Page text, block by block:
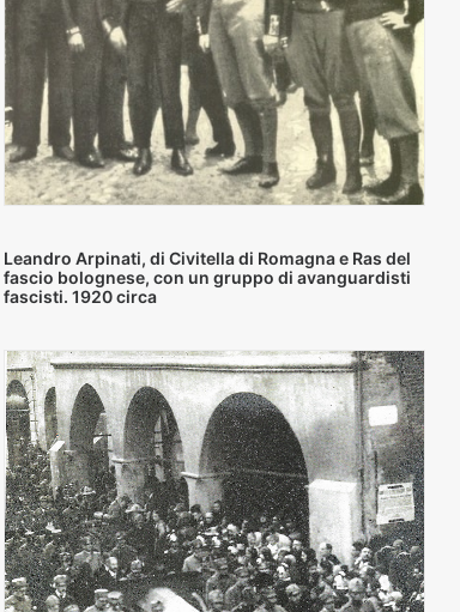
Leandro Arpinati, di Civitella di Romagna e Ras del
fascio bolognese, con un gruppo di avanguardisti
fascisti. 1920 circa